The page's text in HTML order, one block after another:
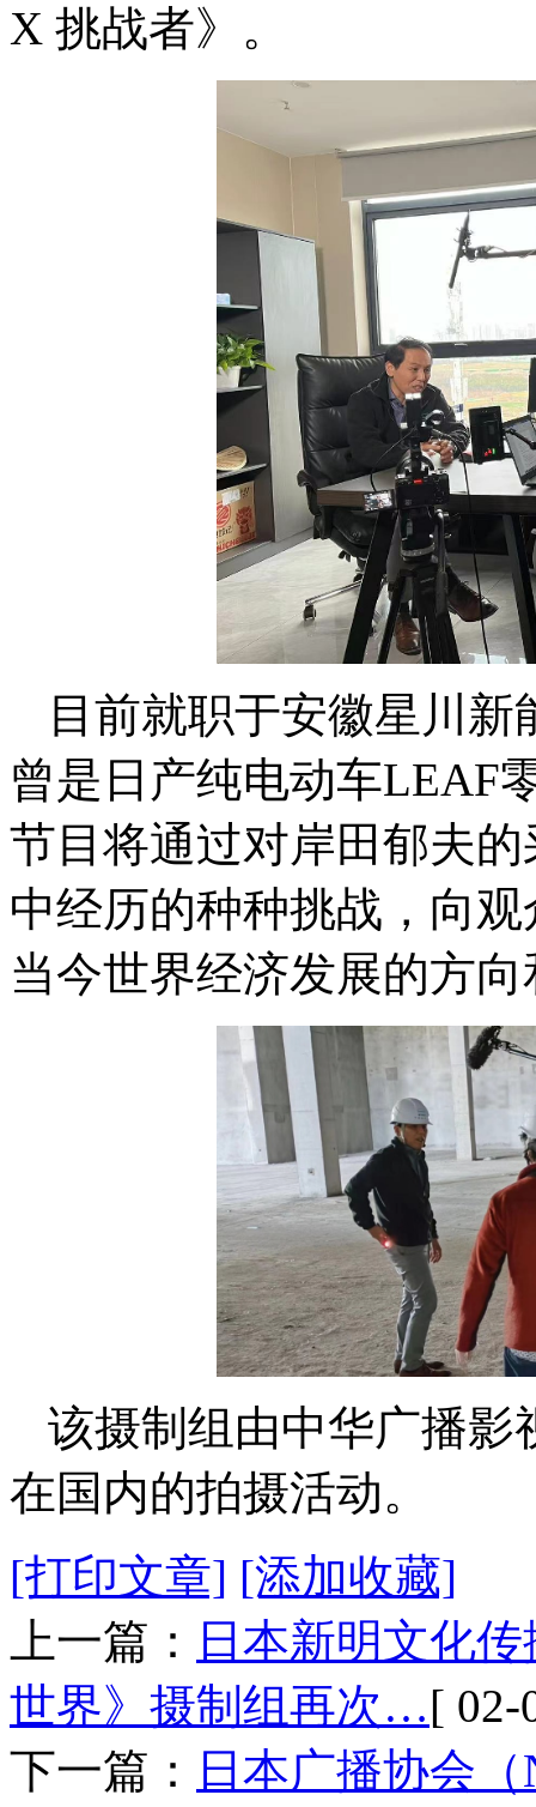
X 挑战者》。
目前就职于安徽星川
曾是日产纯电动车LEAF
节目将通过对岸田郁夫
中经历的种种挑战，向
当今世界经济发展的方
该摄制组由中华广播影
在国内的拍摄活动。
[打印文章] [添加收藏]
上一篇：
日本新明文化
世界》摄制组再次…[ 02-
下一篇：
日本广播协会